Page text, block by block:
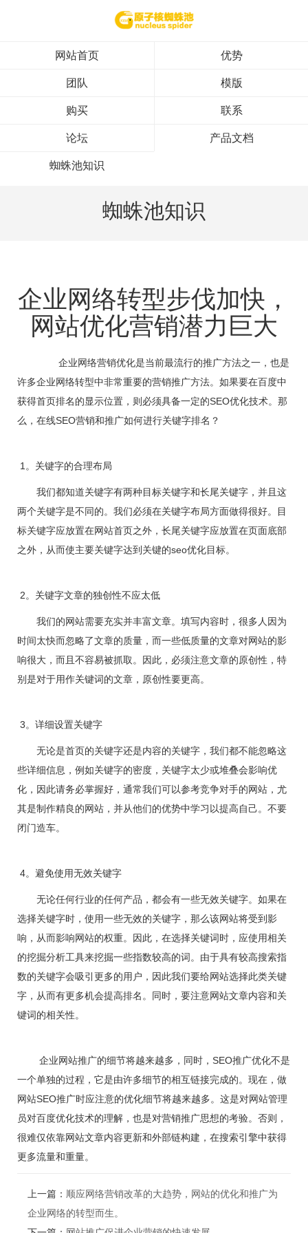
网站首页 优势
团队 模版
购买 联系
论坛 产品文档
蜘蛛池知识
蜘蛛池知识
企业网络转型步伐加快，
网站优化营销潜力巨大
企业网络营销优化是当前最流行的推广方法之一，也是
许多企业网络转型中非常重要的营销推广方法。如果要在百度中
获得首页排名的显示位置，则必须具备一定的SEO优化技术。那
么，在线SEO营销和推广如何进行关键字排名？
1。关键字的合理布局
我们都知道关键字有两种目标关键字和长尾关键字，并且这
两个关键字是不同的。我们必须在关键字布局方面做得很好。目
标关键字应放置在网站首页之外，长尾关键字应放置在页面底部
之外，从而使主要关键字达到关键的seo优化目标。
2。关键字文章的独创性不应太低
我们的网站需要充实并丰富文章。填写内容时，很多人因为
时间太快而忽略了文章的质量，而一些低质量的文章对网站的影
响很大，而且不容易被抓取。因此，必须注意文章的原创性，特
别是对于用作关键词的文章，原创性要更高。
3。详细设置关键字
无论是首页的关键字还是内容的关键字，我们都不能忽略这
些详细信息，例如关键字的密度，关键字太少或堆叠会影响优
化，因此请务必掌握好，通常我们可以参考竞争对手的网站，尤
其是制作精良的网站，并从他们的优势中学习以提高自己。不要
闭门造车。
4。避免使用无效关键字
无论任何行业的任何产品，都会有一些无效关键字。如果在
选择关键字时，使用一些无效的关键字，那么该网站将受到影
响，从而影响网站的权重。因此，在选择关键词时，应使用相关
的挖掘分析工具来挖掘一些指数较高的词。由于具有较高搜索指
数的关键字会吸引更多的用户，因此我们要给网站选择此类关键
字，从而有更多机会提高排名。同时，要注意网站文章内容和关
键词的相关性。
企业网站推广的细节将越来越多，同时，SEO推广优化不是
一个单独的过程，它是由许多细节的相互链接完成的。现在，做
网站SEO推广时应注意的优化细节将越来越多。这是对网站管理
员对百度优化技术的理解，也是对营销推广思想的考验。否则，
很难仅依靠网站文章内容更新和外部链构建，在搜索引擎中获得
更多流量和重量。
上一篇： 顺应网络营销改革的大趋势，网站的优化和推广为
企业网络的转型而生。